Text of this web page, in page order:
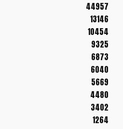
44957
13146
10454
9325
6873
6040
5669
4480
3402
1264